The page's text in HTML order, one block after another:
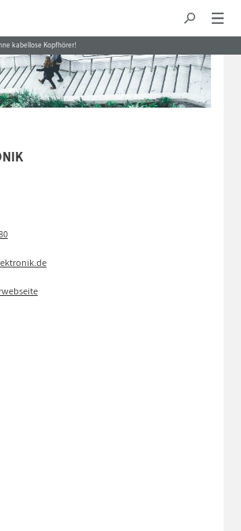
kabellose Kopfhörer!